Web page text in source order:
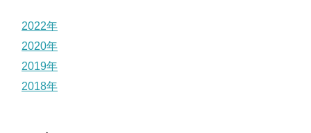
2022年
2020年
2019年
2018年